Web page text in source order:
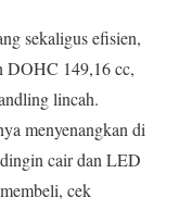
sekaligus efisien,
DOHC 149,16 cc,
lincah.
menyenangkan di
cair dan LED
cek